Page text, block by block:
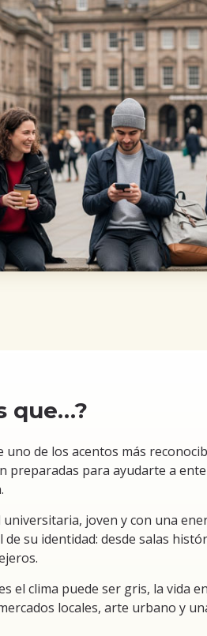
que…?
uno de los acentos más
preparadas para ayudarte a
universitaria, joven y con una
de su identidad: desde salas
el clima puede ser gris, la vida
locales, arte urbano y